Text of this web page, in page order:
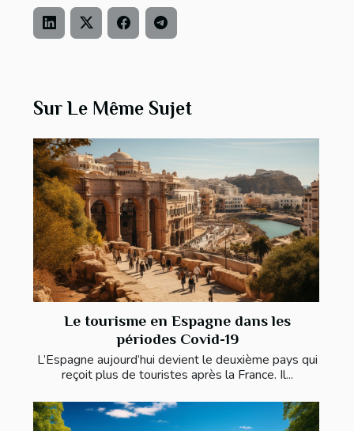
Sur Le Même Sujet
Le tourisme en Espagne dans les
périodes Covid-19
L’Espagne aujourd’hui devient le deuxième pays qui
reçoit plus de touristes après la France. Il...